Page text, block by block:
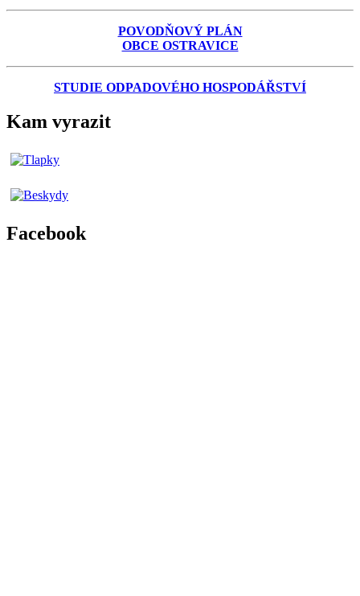
POVODŇOVÝ PLÁN
OBCE OSTRAVICE
STUDIE ODPADOVÉHO HOSPODÁŘSTVÍ
Kam vyrazit
Facebook